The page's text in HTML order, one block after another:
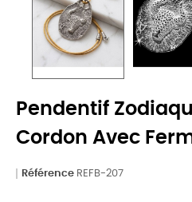
Pendentif
Cordon Avec
Référence REFB-207